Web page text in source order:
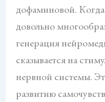
дофаминовой. Когда
довольно
генерация
сказывается на
нервной системы.
развитию